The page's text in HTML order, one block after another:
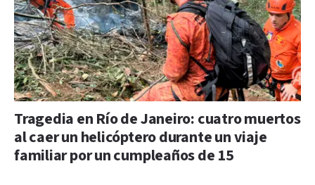
Tragedia en Río de Janeiro: cuatro muertos
al caer un helicóptero durante un viaje
familiar por un cumpleaños de 15